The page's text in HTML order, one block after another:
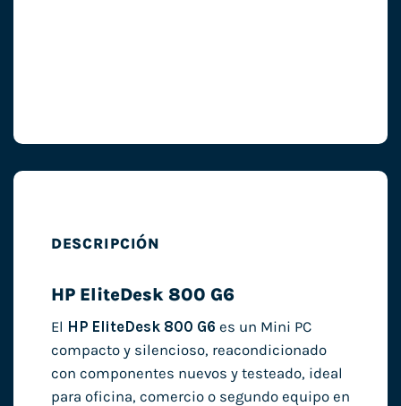
DESCRIPCIÓN
HP EliteDesk 800 G6
El HP EliteDesk 800 G6 es un Mini PC
compacto y silencioso, reacondicionado
con componentes nuevos y testeado, ideal
para oficina, comercio o segundo equipo en